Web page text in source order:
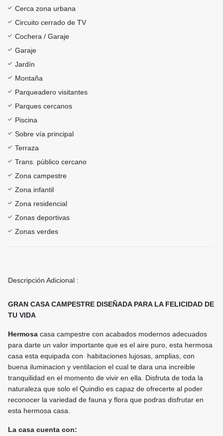
Cerca zona urbana
Circuito cerrado de TV
Cochera / Garaje
Garaje
Jardín
Montaña
Parqueadero visitantes
Parques cercanos
Piscina
Sobre vía principal
Terraza
Trans. público cercano
Zona campestre
Zona infantil
Zona residencial
Zonas deportivas
Zonas verdes
Descripción Adicional :
GRAN CASA CAMPESTRE DISEÑADA PARA LA FELICIDAD DE
TU VIDA
Hermosa casa campestre con acabados modernos adecuados
para darte un valor importante que es el aire puro, esta hermosa
casa esta equipada con habitaciones lujosas, amplias, con
buena iluminacion y ventilacion el cual te dara una increible
tranquilidad en el momento de vivir en ella. Disfruta de toda la
naturaleza que solo el Quindio es capaz de ofrecerte al poder
reconocer la variedad de fauna y flora que podras disfrutar en
esta hermosa casa.
La casa cuenta con: